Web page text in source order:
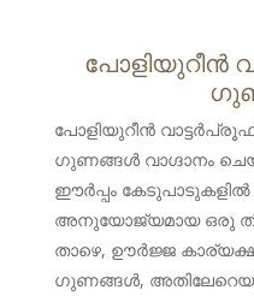
പോളിയുറീൻ
പോളിയുറീൻ
ഗുണങ്ങൾ വാഗ്ദാനം
ഈർപ്പം കേടുപാടുകളിൽ
അനുയോജ്യമായ ഒരു
താഴെ, ഊർജ്ജ
ഗുണങ്ങൾ,